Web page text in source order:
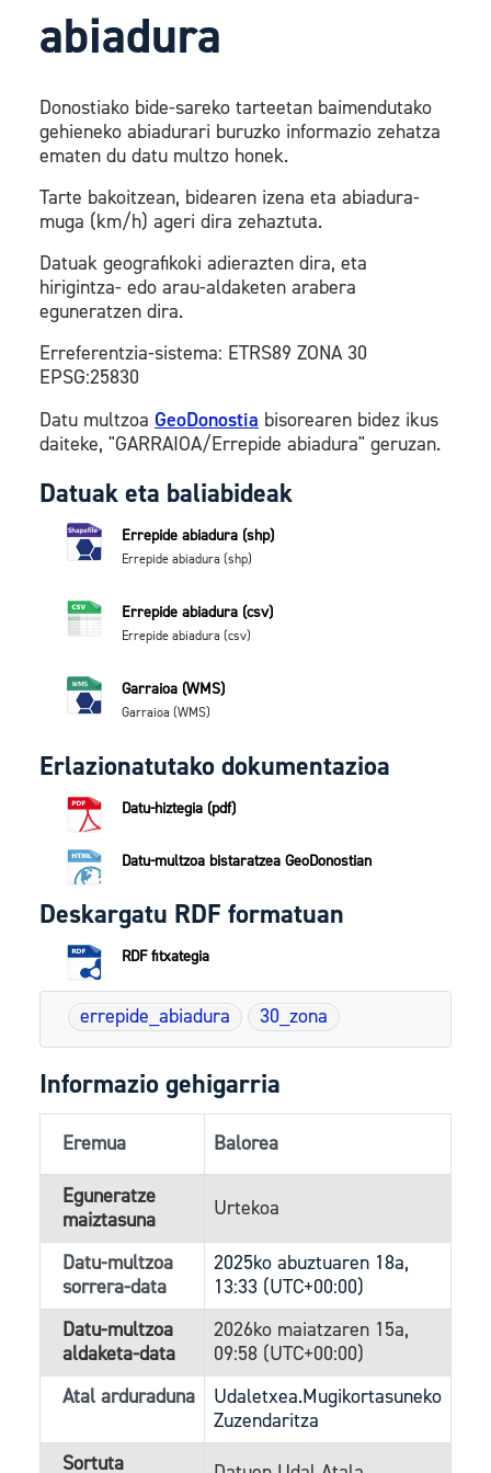
abiadura
Donostiako bide-sareko tarteetan baimendutako
gehieneko abiadurari buruzko informazio zehatza
ematen du datu multzo honek.
Tarte bakoitzean, bidearen izena eta abiadura-
muga (km/h) ageri dira zehaztuta.
Datuak geografikoki adierazten dira, eta
hirigintza- edo arau-aldaketen arabera
eguneratzen dira.
Erreferentzia-sistema: ETRS89 ZONA 30
EPSG:25830
Datu multzoa GeoDonostia bisorearen bidez ikus
daiteke, "GARRAIOA/Errepide abiadura" geruzan.
Datuak eta baliabideak
Errepide abiadura (shp)
Errepide abiadura (shp)
Errepide abiadura (csv)
Errepide abiadura (csv)
Garraioa (WMS)
Garraioa (WMS)
Erlazionatutako dokumentazioa
Datu-hiztegia (pdf)
Datu-multzoa bistaratzea GeoDonostian
Deskargatu RDF formatuan
RDF fitxategia
errepide_abiadura 30_zona
Informazio gehigarria
Eremua Balorea
Eguneratze
maiztasuna
Urtekoa
Datu-multzoa
sorrera-data
2025ko abuztuaren 18a,
13:33 (UTC+00:00)
Datu-multzoa
aldaketa-data
2026ko maiatzaren 15a,
09:58 (UTC+00:00)
Atal arduraduna
Udaletxea.Mugikortasuneko
Zuzendaritza
Sortuta